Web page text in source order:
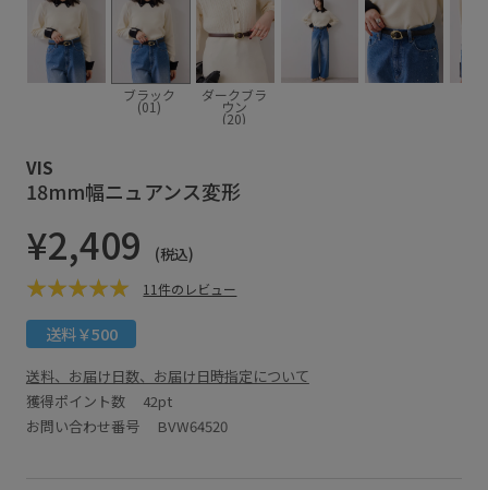
ブラック
(01)
ダークブラ
ウン
(20)
VIS
18mm幅ニュアンス変形
¥2,409 (税込)
11件のレビュー
送料￥500
送料、お届け日数、お届け日時指定について
獲得ポイント数 42pt
お問い合わせ番号 BVW64520